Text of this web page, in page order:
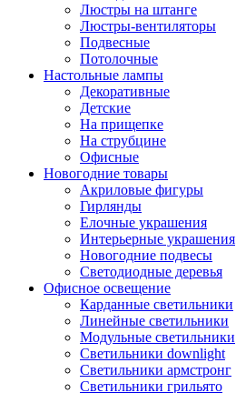
Люстры на штанге
Люстры-вентиляторы
Подвесные
Потолочные
Настольные лампы
Декоративные
Детские
На прищепке
На струбцине
Офисные
Новогодние товары
Акриловые фигуры
Гирлянды
Елочные украшения
Интерьерные украшения
Новогодние подвесы
Светодиодные деревья
Офисное освещение
Карданные светильники
Линейные светильники
Модульные светильники
Светильники downlight
Светильники армстронг
Светильники грильято